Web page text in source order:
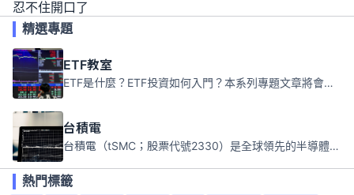
忍不住開口了
精選專題
ETF教室
ETF是什麼？ETF投資如何入門？本系列專題文章將會告訴你新手必須知道的ETF基礎知識。
台積電
台積電（tSMC；股票代號2330）是全球領先的半導體代工公司，成立於1987年，總部位於台灣新竹。且已於美國、日本、德國及中國設廠，台積電是全球首家專業積體電路製造服務公司，也是全球最先進和最大規模的半導體代工廠。
熱門標籤